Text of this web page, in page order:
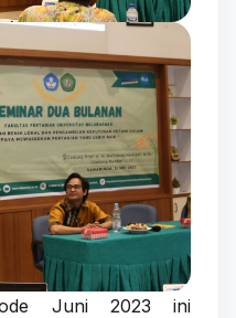
Juni 2023 ini